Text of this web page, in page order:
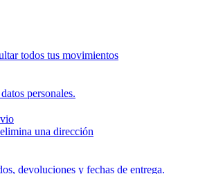
todos tus movimientos
personales.
una dirección
devoluciones y fechas de entrega.